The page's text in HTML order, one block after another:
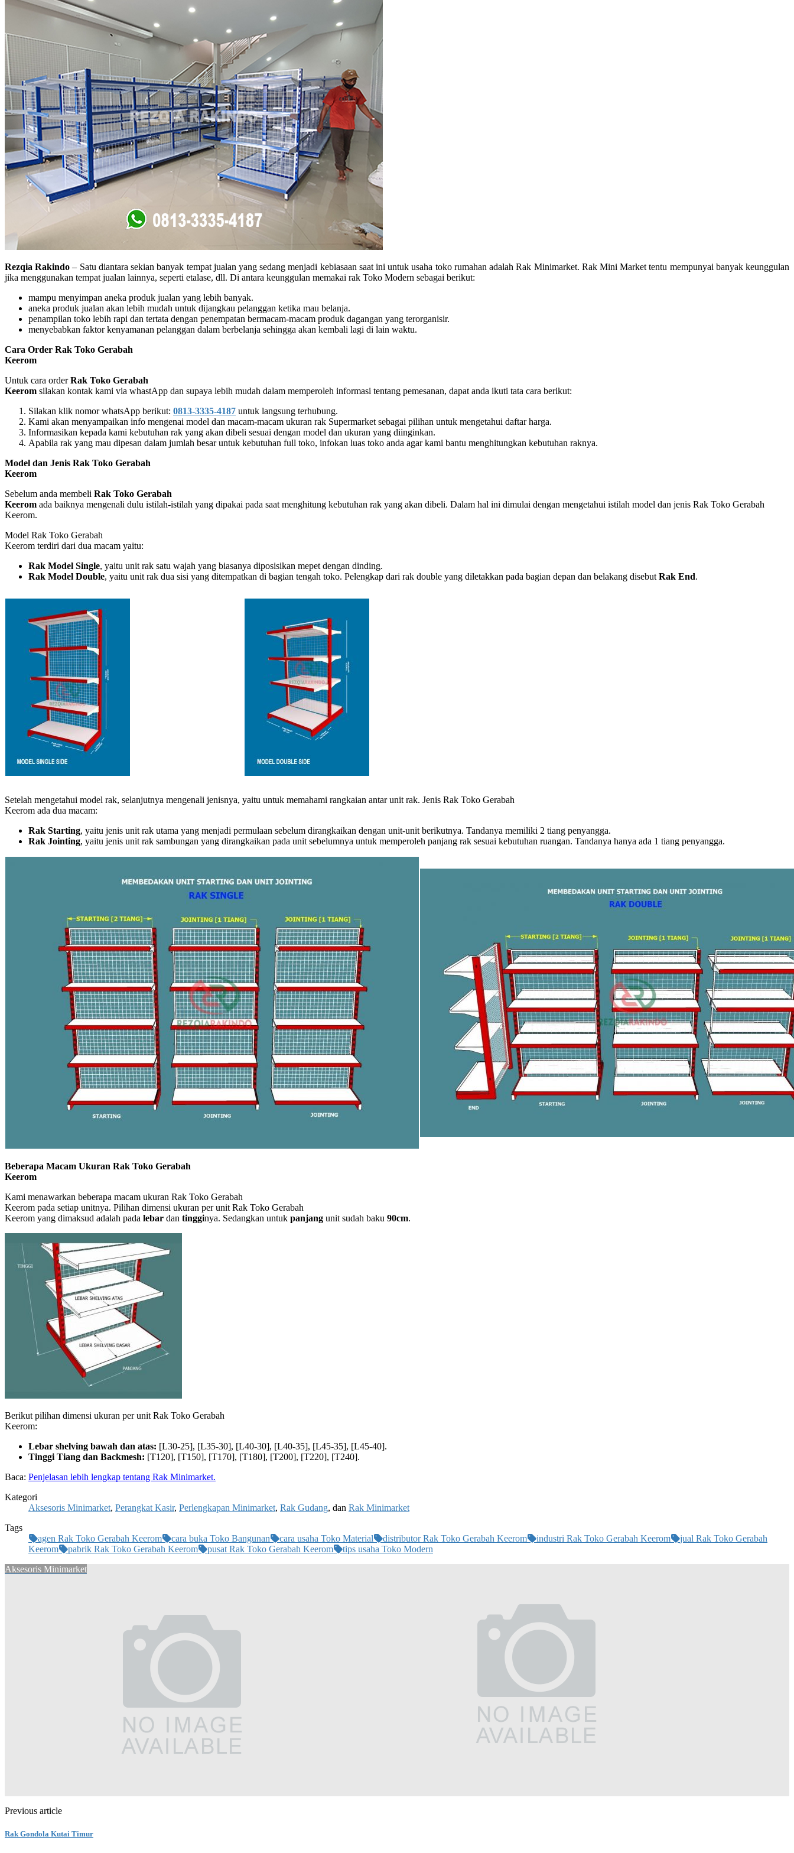
Rezqia Rakindo – Satu diantara sekian banyak tempat jualan yang sedang menjadi kebiasaan saat ini untuk usaha toko rumahan adalah Rak Minimarket. Rak Mini Market tentu mempunyai banyak keunggulan
jika menggunakan tempat jualan lainnya, seperti etalase, dll. Di antara keunggulan memakai rak Toko Modern sebagai berikut:
mampu menyimpan aneka produk jualan yang lebih banyak.
aneka produk jualan akan lebih mudah untuk dijangkau pelanggan ketika mau belanja.
penampilan toko lebih rapi dan tertata dengan penempatan bermacam-macam produk dagangan yang terorganisir.
menyebabkan faktor kenyamanan pelanggan dalam berbelanja sehingga akan kembali lagi di lain waktu.
Cara Order Rak Toko Gerabah
Keerom
Untuk cara orderRak Toko Gerabah
Keerom silakan kontak kami via whastApp dan supaya lebih mudah dalam memperoleh informasi tentang pemesanan, dapat anda ikuti tata cara berikut:
Silakan klik nomor whatsApp berikut: 0813-3335-4187 untuk langsung terhubung.
Kami akan menyampaikan info mengenai model dan macam-macam ukuran rak Supermarket sebagai pilihan untuk mengetahui daftar harga.
Informasikan kepada kami kebutuhan rak yang akan dibeli sesuai dengan model dan ukuran yang diinginkan.
Apabila rak yang mau dipesan dalam jumlah besar untuk kebutuhan full toko, infokan luas toko anda agar kami bantu menghitungkan kebutuhan raknya.
Model dan Jenis Rak Toko Gerabah
Keerom
Sebelum anda membeli Rak Toko Gerabah
Keerom ada baiknya mengenali dulu istilah-istilah yang dipakai pada saat menghitung kebutuhan rak yang akan dibeli. Dalam hal ini dimulai dengan mengetahui istilah model dan jenis Rak Toko Gerabah
Keerom.
Model Rak Toko Gerabah
Keerom terdiri dari dua macam yaitu:
Rak Model Single, yaitu unit rak satu wajah yang biasanya diposisikan mepet dengan dinding.
Rak Model Double, yaitu unit rak dua sisi yang ditempatkan di bagian tengah toko. Pelengkap dari rak double yang diletakkan pada bagian depan dan belakang disebut Rak End.
Setelah mengetahui model rak, selanjutnya mengenali jenisnya, yaitu untuk memahami rangkaian antar unit rak. Jenis Rak Toko Gerabah
Keerom ada dua macam:
Rak Starting, yaitu jenis unit rak utama yang menjadi permulaan sebelum dirangkaikan dengan unit-unit berikutnya. Tandanya memiliki 2 tiang penyangga.
Rak Jointing, yaitu jenis unit rak sambungan yang dirangkaikan pada unit sebelumnya untuk memperoleh panjang rak sesuai kebutuhan ruangan. Tandanya hanya ada 1 tiang penyangga.
Beberapa Macam Ukuran Rak Toko Gerabah
Keerom
Kami menawarkan beberapa macam ukuran Rak Toko Gerabah
Keerom pada setiap unitnya. Pilihan dimensi ukuran per unit Rak Toko Gerabah
Keerom yang dimaksud adalah pada lebar dan tingginya. Sedangkan untuk panjang unit sudah baku 90cm.
Berikut pilihan dimensi ukuran per unit Rak Toko Gerabah
Keerom:
Lebar shelving bawah dan atas: [L30-25], [L35-30], [L40-30], [L40-35], [L45-35], [L45-40].
Tinggi Tiang dan Backmesh: [T120], [T150], [T170], [T180], [T200], [T220], [T240].
Baca: Penjelasan lebih lengkap tentang Rak Minimarket.
Kategori
Aksesoris Minimarket, Perangkat Kasir, Perlengkapan Minimarket, Rak Gudang, dan Rak Minimarket
Tags
agen Rak Toko Gerabah Keerom
cara buka Toko Bangunan cara usaha Toko Material distributor Rak Toko Gerabah Keerom industri Rak Toko Gerabah Keerom
jual Rak Toko Gerabah
Keerom
pabrik Rak Toko Gerabah Keerom pusat Rak Toko Gerabah Keerom
tips usaha Toko Modern
Aksesoris Minimarket
Previous article
Rak Gondola Kutai Timur